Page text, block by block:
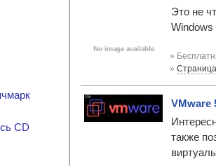
CD
Это не
Windows
»
»
VMware
также